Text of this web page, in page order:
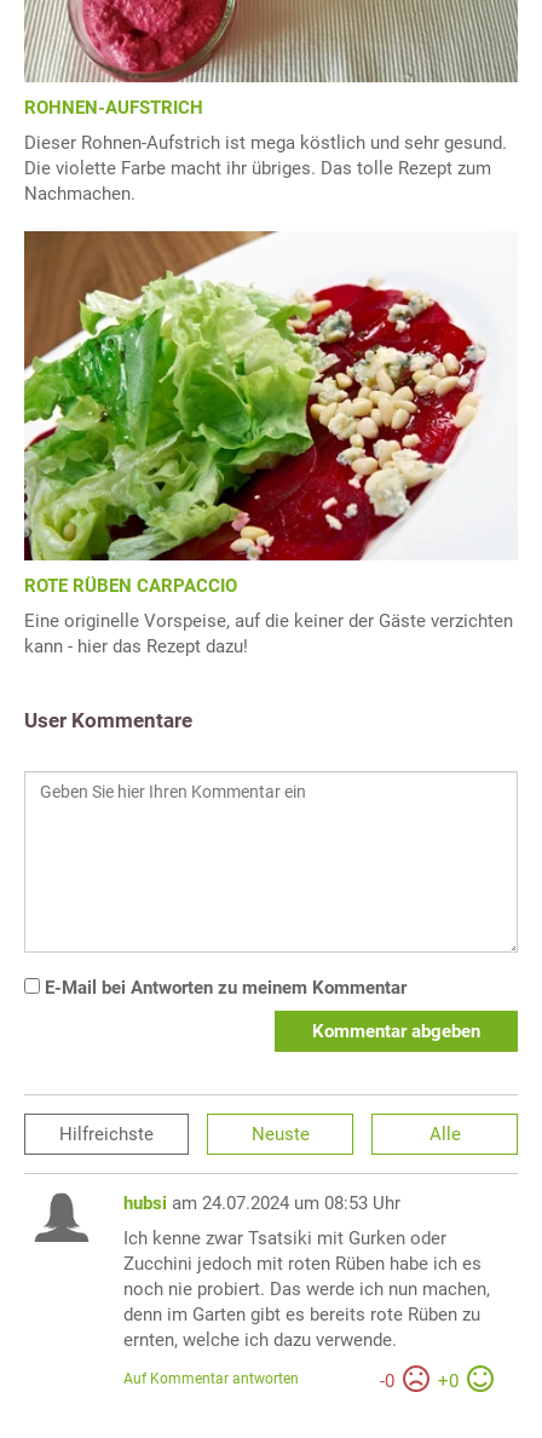
ROHNEN-AUFSTRICH
Dieser Rohnen-Aufstrich ist mega köstlich und sehr gesund.
Die violette Farbe macht ihr übriges. Das tolle Rezept zum
Nachmachen.
ROTE RÜBEN CARPACCIO
Eine originelle Vorspeise, auf die keiner der Gäste verzichten
kann - hier das Rezept dazu!
User Kommentare
E-Mail bei Antworten zu meinem Kommentar
Kommentar abgeben
Hilfreichste Neuste Alle
hubsi am 24.07.2024 um 08:53 Uhr
Ich kenne zwar Tsatsiki mit Gurken oder
Zucchini jedoch mit roten Rüben habe ich es
noch nie probiert. Das werde ich nun machen,
denn im Garten gibt es bereits rote Rüben zu
ernten, welche ich dazu verwende.
-0 +0
Auf Kommentar antworten